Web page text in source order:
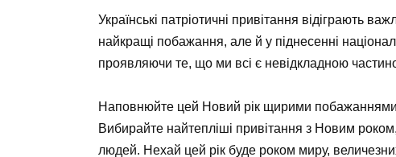
Українські патріотичні привітання відіграють
найкращі побажання, але й у піднесенні
проявляючи те, що ми всі є невідкладною
Наповнюйте цей Новий рік щирими побажаннями,
Вибирайте найтепліші привітання з Новим роком,
людей. Нехай цей рік буде роком миру,